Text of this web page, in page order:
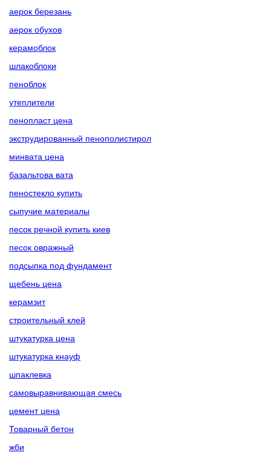
аерок березань
аерок обухов
керамоблок
шлакоблоки
пеноблок
утеплители
пенопласт цена
экструдированный пенополистирол
минвата цена
базальтова вата
пеностекло купить
сыпучие материалы
песок речной купить киев
песок овражный
подсыпка под фундамент
щебень цена
керамзит
строительный клей
штукатурка цена
штукатурка кнауф
шпаклевка
самовыравнивающая смесь
цемент цена
Товарный бетон
жби